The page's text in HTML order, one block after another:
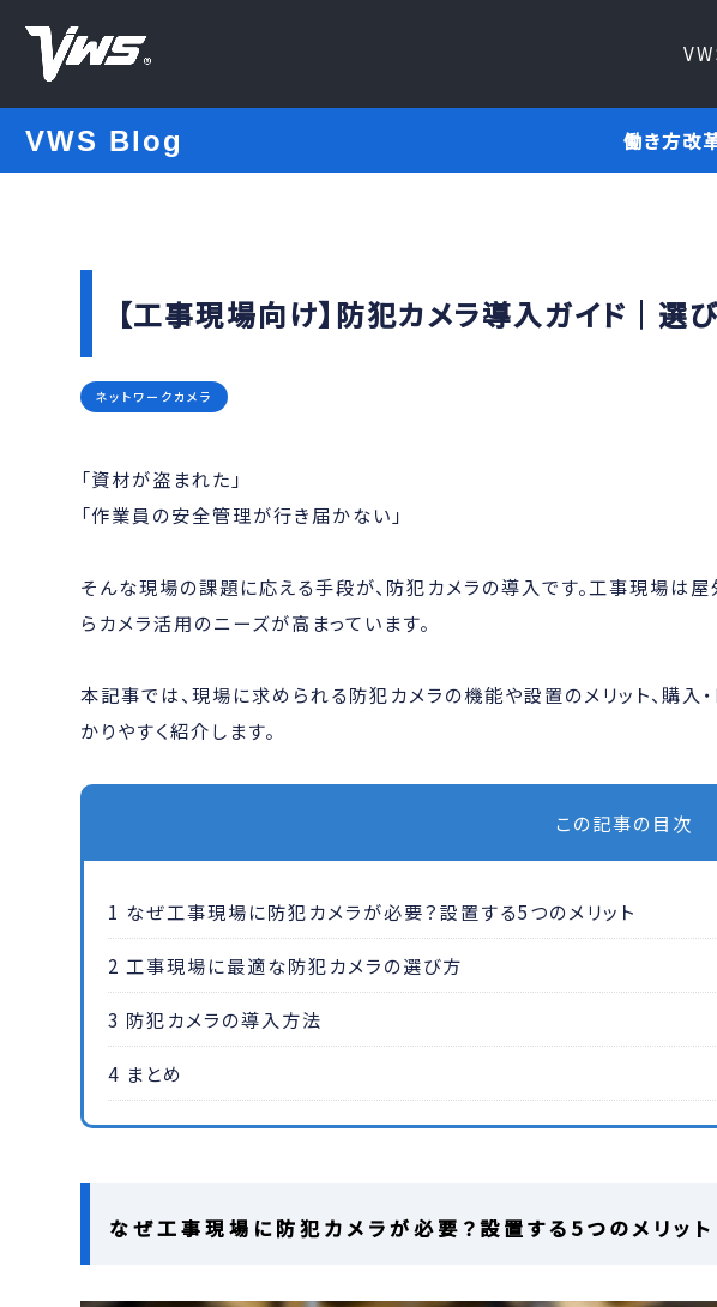
VWS Blog 働き方改
【工事現場向け】防犯カメラ導入ガイド｜選
ネットワークカメラ
「資材が盗まれた」
「作業員の安全管理が行き届かない」
そんな現場の課題に応える手段が、防犯カメラの導入です。工事現場は
らカメラ活用のニーズが高まっています。
本記事では、現場に求められる防犯カメラの機能や設置のメリット、購入
かりやすく紹介します。
この記事の目次
1 なぜ工事現場に防犯カメラが必要？設置する5つのメリット
2 工事現場に最適な防犯カメラの選び方
3 防犯カメラの導入方法
4 まとめ
なぜ工事現場に防犯カメラが必要？設置する5つのメリット